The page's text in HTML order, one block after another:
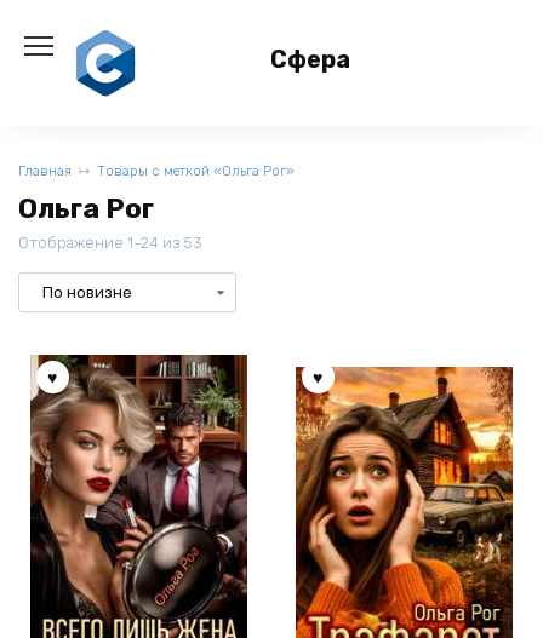
содержанию
Сфера
Главная Товары с меткой «Ольга Рог»
Ольга Рог
Отображение 1–24 из 53